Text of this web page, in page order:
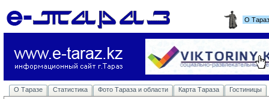
О
О Таразе Статистика Фото Тараза и области Карта Тараза Гостиницы